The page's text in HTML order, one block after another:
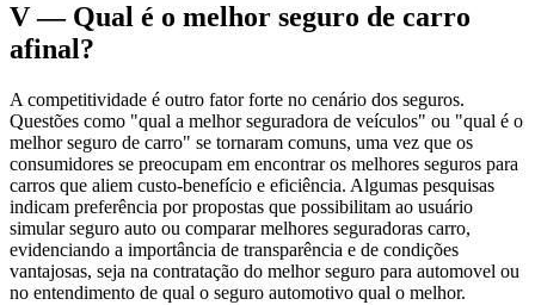
V — Qual é o melhor seguro de carro
afinal?
A competitividade é outro fator forte no cenário dos seguros.
Questões como "qual a melhor seguradora de veículos" ou "qual é o
melhor seguro de carro" se tornaram comuns, uma vez que os
consumidores se preocupam em encontrar os melhores seguros para
carros que aliem custo-benefício e eficiência. Algumas pesquisas
indicam preferência por propostas que possibilitam ao usuário
simular seguro auto ou comparar melhores seguradoras carro,
evidenciando a importância de transparência e de condições
vantajosas, seja na contratação do melhor seguro para automovel ou
no entendimento de qual o seguro automotivo qual o melhor.